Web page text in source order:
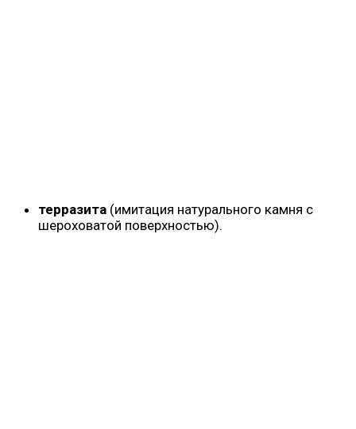
терразита (имитация натурального камня с
шероховатой поверхностью).